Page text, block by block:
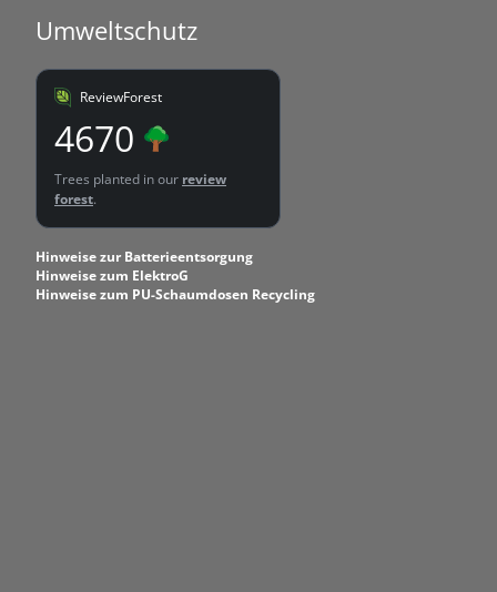
Umweltschutz
ReviewForest
4670
Trees planted in our review
forest.
Hinweise zur Batterieentsorgung
Hinweise zum ElektroG
Hinweise zum PU-Schaumdosen Recycling